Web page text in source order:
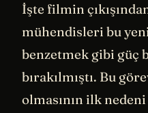
İşte filmin
mühendisleri bu
benzetmek gibi güç
bırakılmıştı. Bu
olmasının ilk